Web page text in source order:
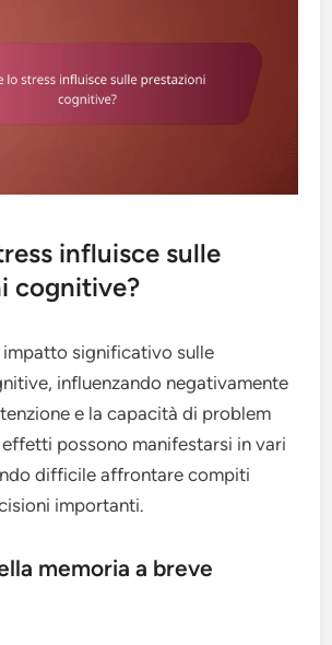
influisce sulle
cognitive?
impatto significativo sulle
influenzando negativamente
e la capacità di problem
possono manifestarsi in vari
difficile affrontare compiti
importanti.
memoria a breve